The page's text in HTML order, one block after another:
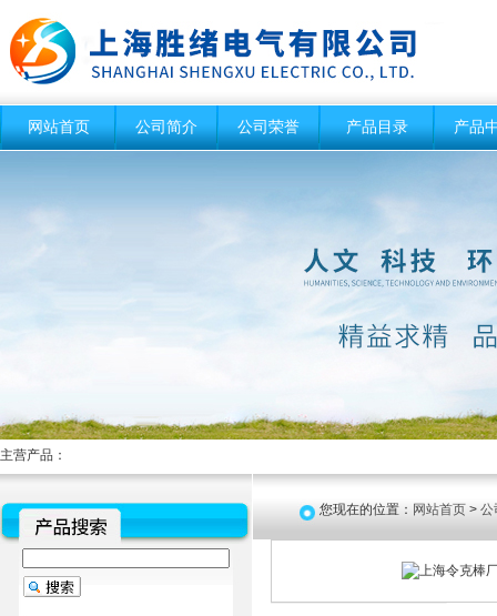
网站首页 公司简介 公司荣誉 产品目录 产品
主营产品：
您现在的位置： 网站首页 > 公